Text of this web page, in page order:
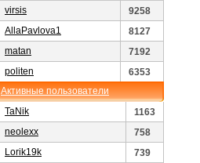
virsis
9258
AllaPavlova1
8127
matan
7192
politen
6353
Активные пользователи
TaNik
1163
neolexx
758
Lorik19k
739